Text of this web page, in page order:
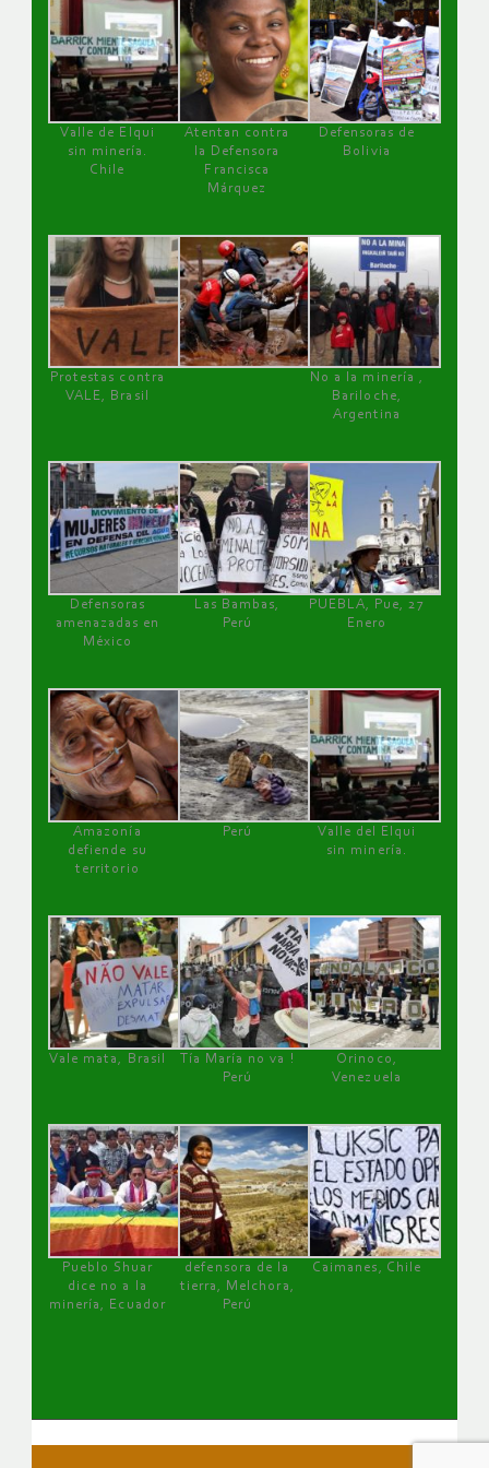
Valle de Elqui
sin minería.
Chile
Atentan contra
la Defensora
Francisca
Márquez
Defensoras de
Bolivia
Protestas contra
VALE, Brasil
No a la minería ,
Bariloche,
Argentina
Defensoras
amenazadas en
México
Las Bambas,
Perú
PUEBLA, Pue, 27
Enero
Amazonía
defiende su
territorio
Perú
Valle del Elqui
sin minería.
Vale mata, Brasil
Tía María no va !
Perú
Orinoco,
Venezuela
Pueblo Shuar
dice no a la
minería, Ecuador
defensora de la
tierra, Melchora,
Perú
Caimanes, Chile